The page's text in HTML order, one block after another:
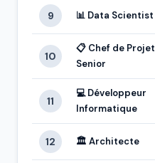
9 📊 Data Scientist
10
📋 Chef de Projet
Senior
11
💻 Développeur
Informatique
12 🏛️ Architecte